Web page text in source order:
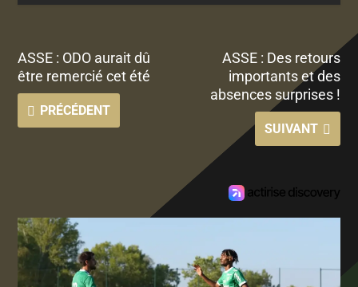
ASSE : ODO aurait dû
être remercié cet été
PRÉCÉDENT
ASSE : Des retours
importants et des
absences surprises !
SUIVANT